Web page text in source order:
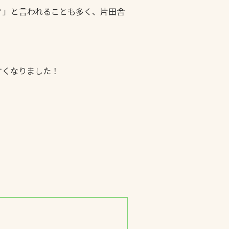
と言われることも多く、片田舎
なりました！